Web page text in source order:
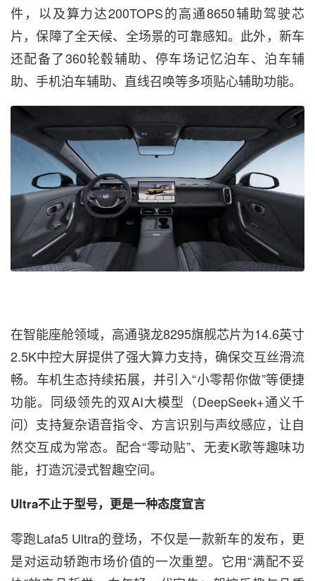
件，以及算力达200TOPS的高通8650辅助驾驶芯
片，保障了全天候、全场景的可靠感知。此外，新车
还配备了360轮毂辅助、停车场记忆泊车、泊车辅
助、手机泊车辅助、直线召唤等多项贴心辅助功能。
在智能座舱领域，高通骁龙8295旗舰芯片为14.6英寸
2.5K中控大屏提供了强大算力支持，确保交互丝滑流
畅。车机生态持续拓展，并引入“小零帮你做”等便捷
功能。同级领先的双AI大模型（DeepSeek+通义千
问）支持复杂语音指令、方言识别与声纹感应，让自
然交互成为常态。配合“零动贴”、无麦K歌等趣味功
能，打造沉浸式智趣空间。
Ultra不止于型号，更是一种态度宣言
零跑Lafa5 Ultra的登场，不仅是一款新车的发布，更
是对运动轿跑市场价值的一次重塑。它用“满配不妥